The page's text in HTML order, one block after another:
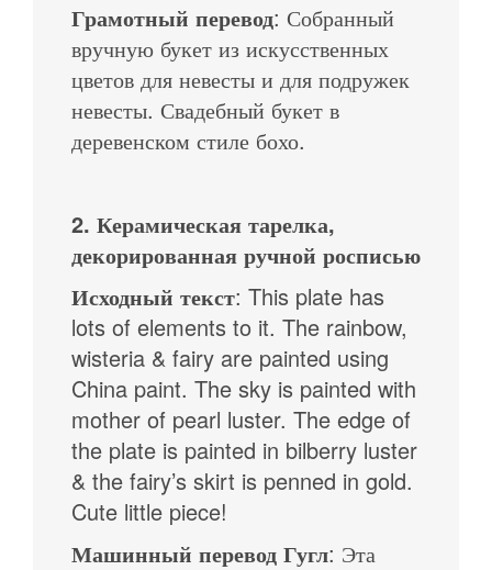
Грамотный перевод: Собранный
вручную букет из искусственных
цветов для невесты и для подружек
невесты. Свадебный букет в
деревенском стиле бохо.
2. Керамическая тарелка,
декорированная ручной росписью
Исходный текст: This plate has
lots of elements to it. The rainbow,
wisteria & fairy are painted using
China paint. The sky is painted with
mother of pearl luster. The edge of
the plate is painted in bilberry luster
& the fairy’s skirt is penned in gold.
Cute little piece!
Машинный перевод Гугл: Эта